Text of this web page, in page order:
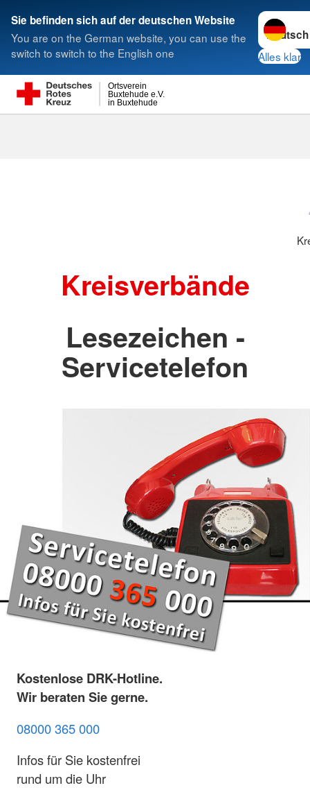
Sie befinden sich auf der deutschen Website
You are on the German website, you can use the
switch to switch to the English one
Sprache
Alles klar
in Buxtehude
Buxtehude e.V.
Ortsverein
Suche
Kreisverbände
Lesezeichen -
Servicetelefon
Kostenlose DRK-Hotline.
Wir beraten Sie gerne.
08000 365 000
Infos für Sie kostenfrei
rund um die Uhr